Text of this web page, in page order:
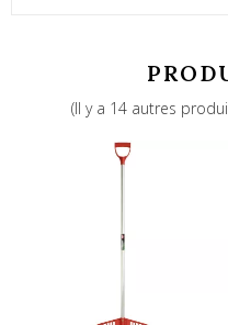
(Il y a 14 autres